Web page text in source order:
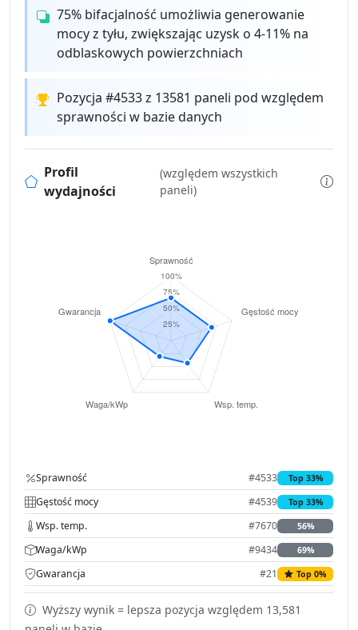
75% bifacjalność umożliwia generowanie
mocy z tyłu, zwiększając uzysk o 4-11% na
odblaskowych powierzchniach
Pozycja #4533 z 13581 paneli pod względem
sprawności w bazie danych
Profil
wydajności
(względem wszystkich
paneli)
Sprawność #4533 Top 33%
Gęstość mocy #4539 Top 33%
Wsp. temp. #7670 56%
Waga/kWp #9434 69%
Gwarancja #21 Top 0%
Wyższy wynik = lepsza pozycja względem 13,581